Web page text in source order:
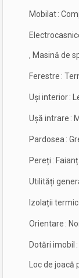
Mobilat:
, Masină de
Ferestre :
Uși interior:
Ușă intrare :
Pardosea:
Pereți :
Utilități
Izolații
Orientare :
Dotări imobil :
Loc de joacă